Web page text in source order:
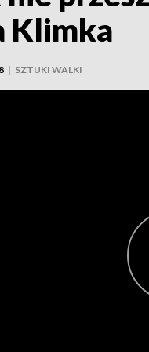
Klimka
| SZTUKI WALKI